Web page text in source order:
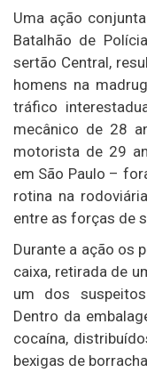
Uma ação
Batalhão de
sertão Central,
homens na
tráfico
mecânico de 28
motorista de 29
em São Paulo –
rotina na
entre as forças de
Durante a ação os
caixa, retirada de
um dos
Dentro da
cocaína,
bexigas de